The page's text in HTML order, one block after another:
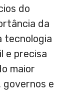
do
da
tecnologia
e precisa
maior
governos e